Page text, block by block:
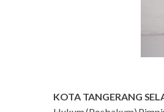
KOTA TANGERANG